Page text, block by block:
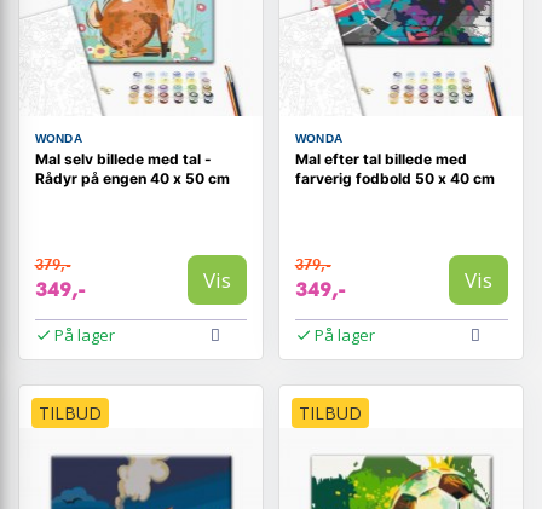
WONDA
Mal selv billede med tal -
Rådyr på engen 40 x 50 cm
379,-
349,- Vis
På lager
WONDA
Mal efter tal billede med
farverig fodbold 50 x 40 cm
379,-
349,- Vis
På lager
TILBUD TILBUD